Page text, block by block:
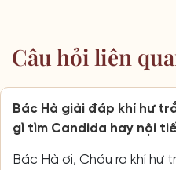
Câu hỏi liên
Bác Hà giải đáp khí hư
gì tìm Candida hay nội
Bác Hà ơi, Cháu ra khí hư